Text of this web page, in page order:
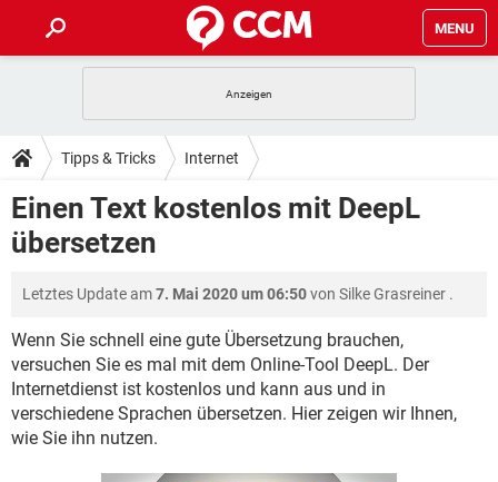
MENU
ANDROID
WINDOWS 10 INSTAGRAM
WHATSAPP
TIPPS & TRICKS
SPIELE
ANDROID IOS
WHATSAPP TIKTOK
FACEBOOK HARDWARE
DOWNLOADS
SPIELE
WHATSAPP TIKTOK
FACEBOOK HARDWARE
FORUM
SPIELE STREAMING
ANDROID IOS
WINDOWS 10 INSTAGRAM
WHATSAPP TIKTOK
FACEBOOK
SPIELE STREAMING
ANDROID IOS
WINDOWS 10
Tipps & Tricks Internet
Einen Text kostenlos mit DeepL
übersetzen
Letztes Update am7. Mai 2020 um 06:50von Silke Grasreiner .
Wenn Sie schnell eine gute Übersetzung brauchen,
versuchen Sie es mal mit dem Online-Tool DeepL. Der
Internetdienst ist kostenlos und kann aus und in
verschiedene Sprachen übersetzen. Hier zeigen wir Ihnen,
wie Sie ihn nutzen.